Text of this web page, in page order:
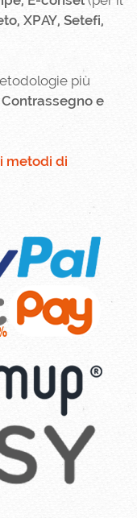
XPAY, Setefi,
più
e
metodi di